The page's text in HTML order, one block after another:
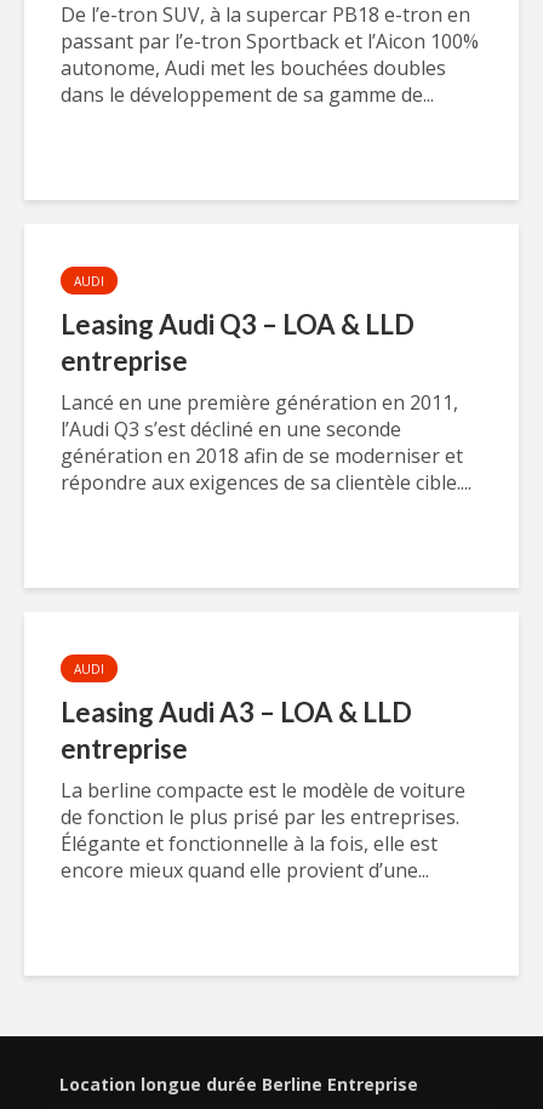
De l’e-tron SUV, à la supercar PB18 e-tron en
passant par l’e-tron Sportback et l’Aicon 100%
autonome, Audi met les bouchées doubles
dans le développement de sa gamme de...
AUDI
Leasing Audi Q3 – LOA & LLD
entreprise
Lancé en une première génération en 2011,
l’Audi Q3 s’est décliné en une seconde
génération en 2018 afin de se moderniser et
répondre aux exigences de sa clientèle cible....
AUDI
Leasing Audi A3 – LOA & LLD
entreprise
La berline compacte est le modèle de voiture
de fonction le plus prisé par les entreprises.
Élégante et fonctionnelle à la fois, elle est
encore mieux quand elle provient d’une...
Location longue durée Berline Entreprise